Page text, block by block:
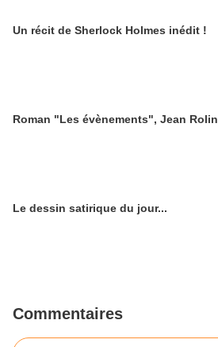
Un récit de Sherlock Holmes inédit !
Roman "Les évènements", Jean Rolin
Le dessin satirique du jour...
Commentaires